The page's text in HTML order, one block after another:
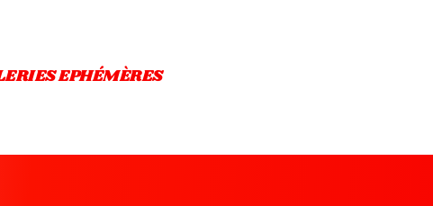
EPHÉMÈRES